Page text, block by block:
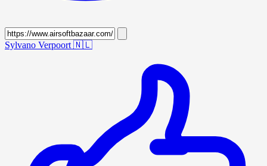
Sylvano Verpoort 🇳🇱